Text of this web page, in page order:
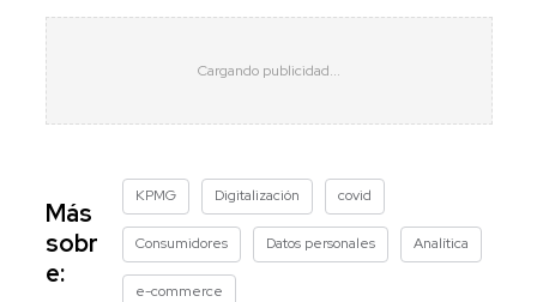
Más
sobr
e:
KPMG Digitalización covid
Consumidores Datos personales Analítica
e-commerce